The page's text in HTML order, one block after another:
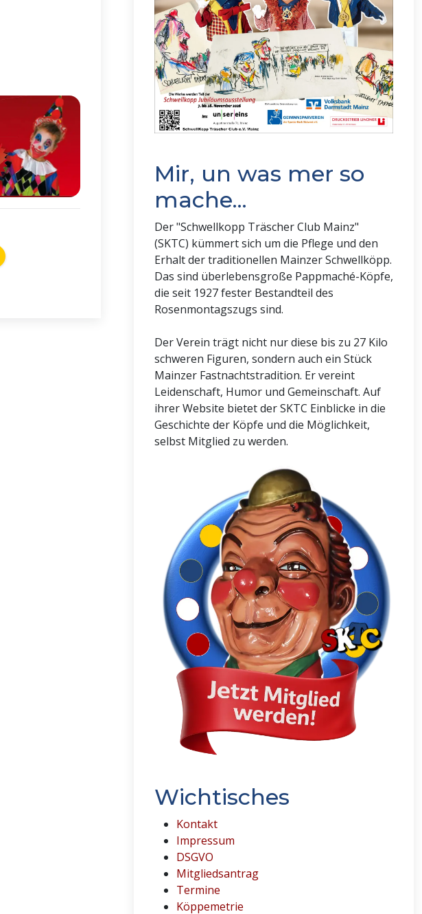
Mir, un was mer so
mache...
Der "Schwellkopp Träscher Club Mainz"
(SKTC) kümmert sich um die Pflege und den
Erhalt der traditionellen Mainzer Schwellköpp.
Das sind überlebensgroße Pappmaché-Köpfe,
die seit 1927 fester Bestandteil des
Rosenmontagszugs sind.
Der Verein trägt nicht nur diese bis zu 27 Kilo
schweren Figuren, sondern auch ein Stück
Mainzer Fastnachtstradition. Er vereint
Leidenschaft, Humor und Gemeinschaft. Auf
ihrer Website bietet der SKTC Einblicke in die
Geschichte der Köpfe und die Möglichkeit,
selbst Mitglied zu werden.
Wichtisches
Kontakt
Impressum
DSGVO
Mitgliedsantrag
Termine
Köppemetrie